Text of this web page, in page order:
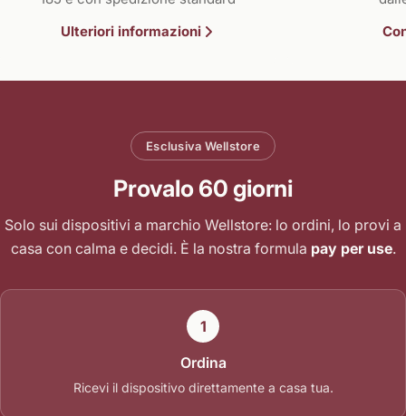
Ulteriori informazioni
Esclusiva Wellstore
Provalo 60 giorni
Solo sui dispositivi a marchio Wellstore: lo ordini, lo provi a
casa con calma e decidi. È la nostra formula pay per use.
1
Ordina
Ricevi il dispositivo direttamente a casa tua.